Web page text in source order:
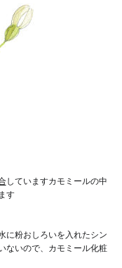
していますカモミールの中
す
に粉おしろいを入れたシン
ないので、カモミール化粧